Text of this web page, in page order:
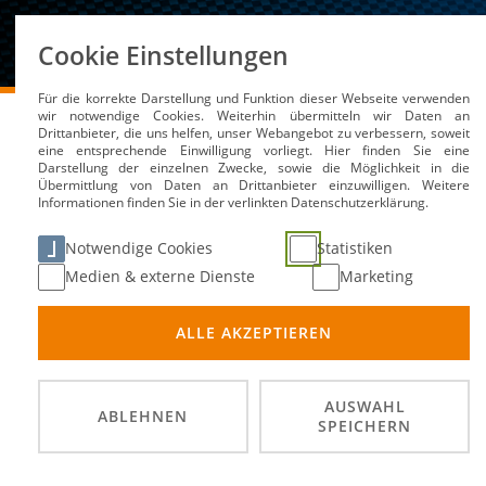
DMSB Medien / Service Kalender 4. ADAC
4. ADAC Gäuboden-
19.
Cookie Einstellungen
Für die korrekte Darstellung und Funktion dieser Webseite verwenden
wir notwendige Cookies. Weiterhin übermitteln wir Daten an
Drittanbieter, die uns helfen, unser Webangebot zu verbessern, soweit
eine entsprechende Einwilligung vorliegt. Hier finden Sie eine
Darstellung der einzelnen Zwecke, sowie die Möglichkeit in die
Übermittlung von Daten an Drittanbieter einzuwilligen. Weitere
Informationen finden Sie in der verlinkten Datenschutzerklärung.
Notwendige Cookies
Statistiken
Medien & externe Dienste
Marketing
ALLE AKZEPTIEREN
ABLEHNEN
AUSWAHL
SPEICHERN